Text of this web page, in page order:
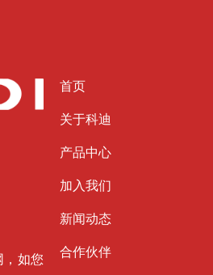
，如您
首页
关于科迪
产品中心
加入我们
新闻动态
合作伙伴